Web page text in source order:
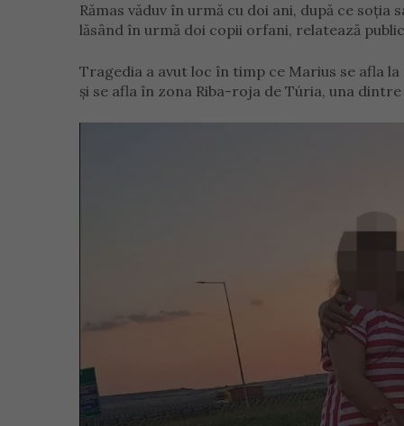
Rămas văduv în urmă cu doi ani, după ce
lăsând în urmă doi copii orfani, relatează
Tragedia a avut loc în timp ce Marius se afla
și se afla în zona Riba-roja de Túria, una